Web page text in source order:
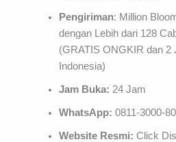
Pengiriman: Million
dengan Lebih dari 128
(GRATIS ONGKIR dan 2
Indonesia)
Jam Buka: 24 Jam
WhatsApp:0811-3000-
Website Resmi:Click